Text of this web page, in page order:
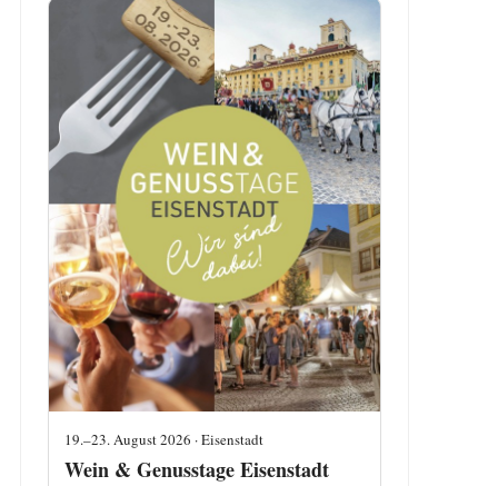
19.–23. August 2026 · Eisenstadt
Wein & Genusstage Eisenstadt